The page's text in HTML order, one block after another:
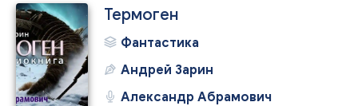
Термоген
Фантастика
Андрей Зарин
Александр Абрамович